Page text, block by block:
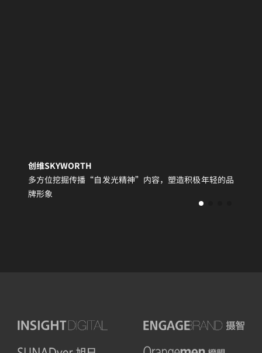
创维SKYWORTH
多方位挖掘传播“自发光精神”内容，塑造积极年轻的品
牌形象